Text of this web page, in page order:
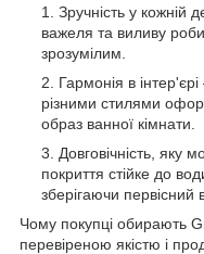
Зручність у кожній
важеля та виливу
зрозумілим.
Гармонія в
різними стилями
образ ванної кімнати.
Довговічність, яку
покриття стійке до
зберігаючи первісний
Чому покупці обирають
перевіреною якістю і